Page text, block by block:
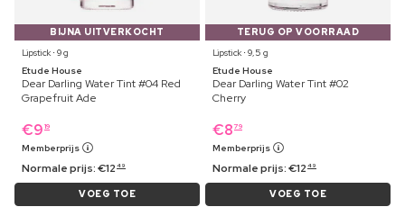
BIJNA UITVERKOCHT
Lipstick ⋅ 9 g
Etude House
Dear Darling Water Tint #04 Red
Grapefruit Ade
€9 19
Memberprijs
Normale prijs:€12 49
VOEG TOE
TERUG OP VOORRAAD
Lipstick ⋅ 9,5 g
Etude House
Dear Darling Water Tint #02
Cherry
€8 79
Memberprijs
Normale prijs:€12 49
VOEG TOE